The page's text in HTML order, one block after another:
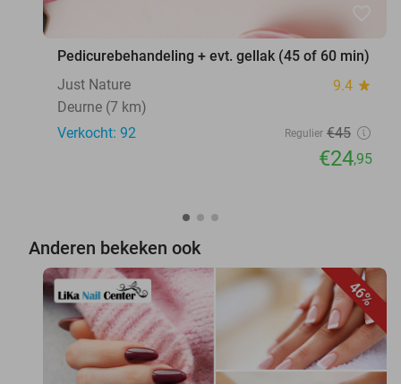
favorite_border
Pedicurebehandeling + evt. gellak (45 of 60 min)
Just Nature
9.4 star
Deurne (7 km)
Verkocht: 92
Regulier €45
€24,95
Anderen bekeken ook
46%